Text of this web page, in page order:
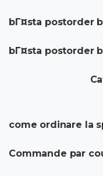
bГ¤sta postorder
bГ¤sta postorder
come ordinare la
Commande par